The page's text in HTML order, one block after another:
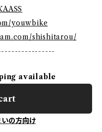
youwbike
shishitarou/
available
の方向け